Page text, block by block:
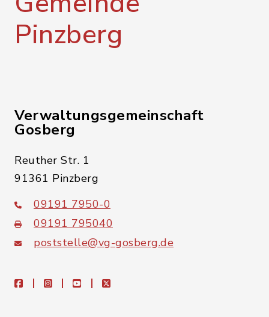
Pinzberg
Verwaltungsgemeinschaft
Gosberg
Reuther Str. 1
91361 Pinzberg
09191 7950-0
09191 795040
poststelle@vg-gosberg.de
facebookinstagramyoutubeX